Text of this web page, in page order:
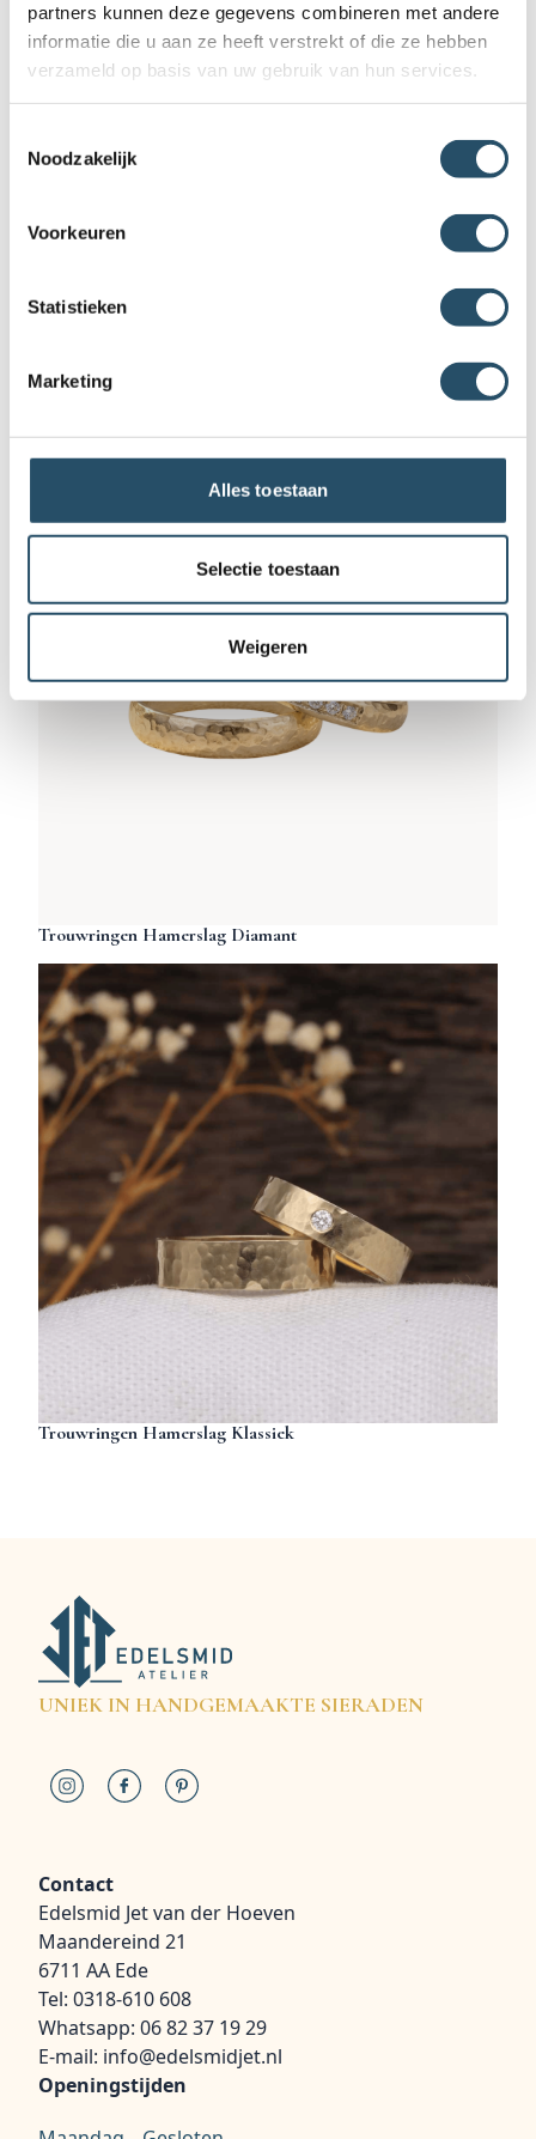
partners kunnen deze gegevens combineren met andere
informatie die u aan ze heeft verstrekt of die ze hebben
verzameld op basis van uw gebruik van hun services.
Noodzakelijk
Voorkeuren
Statistieken
Marketing
Alles toestaan
Selectie toestaan
Weigeren
Trouwringen Hamerslag Baquette
Trouwringen Hamerslag Diamant
Trouwringen Hamerslag Klassiek
UNIEK IN HANDGEMAAKTE SIERADEN
Contact
Edelsmid Jet van der Hoeven
Maandereind 21
6711 AA Ede
Tel: 0318-610 608
Whatsapp: 06 82 37 19 29
E-mail: info@edelsmidjet.nl
Openingstijden